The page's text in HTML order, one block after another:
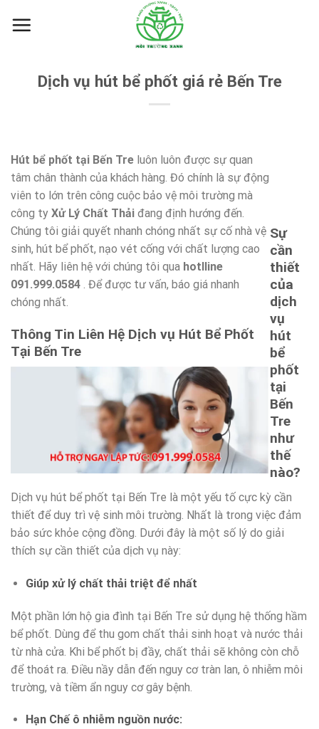
Dịch vụ hút bể phốt giá rẻ Bến Tre
Hút bể phốt tại Bến Tre luôn luôn được sự quan
tâm chân thành của khách hàng. Đó chính là sự động
viên to lớn trên công cuộc bảo vệ môi trường mà
công ty Xử Lý Chất Thải đang định hướng đến.
Chúng tôi giải quyết nhanh chóng nhất sự cố nhà vệ
sinh, hút bể phốt, nạo vét cống với chất lượng cao
nhất. Hãy liên hệ với chúng tôi qua hotlline
091.999.0584 . Để được tư vấn, báo giá nhanh
chóng nhất.
Thông Tin Liên Hệ Dịch vụ Hút Bể Phốt
Tại Bến Tre
Sự
cần
thiết
của
dịch
vụ
hút
bể
phốt
tại
Bến
Tre
như
thế
nào?
Dịch vụ hút bể phốt tại Bến Tre là một yếu tố cực kỳ cần
thiết để duy trì vệ sinh môi trường. Nhất là trong việc đảm
bảo sức khỏe cộng đồng. Dưới đây là một số lý do giải
thích sự cần thiết của dịch vụ này:
Giúp xử lý chất thải triệt để nhất
Một phần lớn hộ gia đình tại Bến Tre sử dụng hệ thống hầm
bể phốt. Dùng để thu gom chất thải sinh hoạt và nước thải
từ nhà cửa. Khi bể phốt bị đầy, chất thải sẽ không còn chỗ
để thoát ra. Điều nầy dẫn đến nguy cơ tràn lan, ô nhiễm môi
trường, và tiềm ẩn nguy cơ gây bệnh.
Hạn Chế ô nhiễm nguồn nước: